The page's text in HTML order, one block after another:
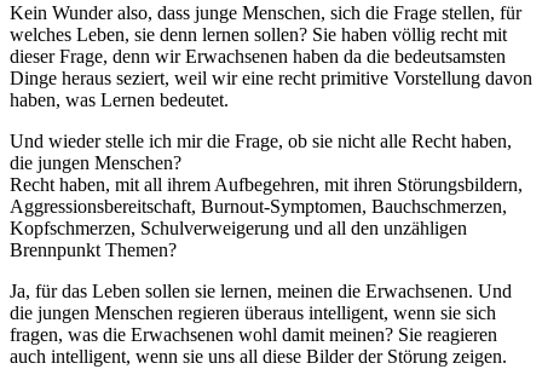
Kein Wunder also, dass junge Menschen, sich die Frage stellen, für
welches Leben, sie denn lernen sollen? Sie haben völlig recht mit
dieser Frage, denn wir Erwachsenen haben da die bedeutsamsten
Dinge heraus seziert, weil wir eine recht primitive Vorstellung davon
haben, was Lernen bedeutet.
Und wieder stelle ich mir die Frage, ob sie nicht alle Recht haben,
die jungen Menschen?
Recht haben, mit all ihrem Aufbegehren, mit ihren Störungsbildern,
Aggressionsbereitschaft, Burnout-Symptomen, Bauchschmerzen,
Kopfschmerzen, Schulverweigerung und all den unzähligen
Brennpunkt Themen?
Ja, für das Leben sollen sie lernen, meinen die Erwachsenen. Und
die jungen Menschen regieren überaus intelligent, wenn sie sich
fragen, was die Erwachsenen wohl damit meinen? Sie reagieren
auch intelligent, wenn sie uns all diese Bilder der Störung zeigen.